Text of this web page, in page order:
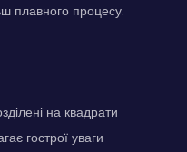
плавного процесу.
на квадрати
гострої уваги